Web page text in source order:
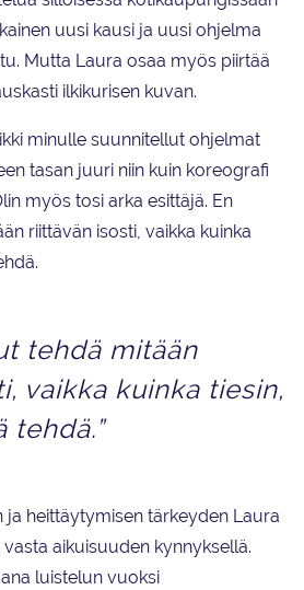
uusi kausi ja uusi ohjelma
Mutta Laura osaa myös piirtää
ilkikurisen kuvan.
minulle suunnitellut ohjelmat
tasan juuri niin kuin koreografi
myös tosi arka esittäjä. En
riittävän isosti, vaikka kuinka
tehdä mitään
vaikka kuinka tiesin,
tehdä.”
ja heittäytymisen tärkeyden Laura
aikuisuuden kynnyksellä.
luistelun vuoksi